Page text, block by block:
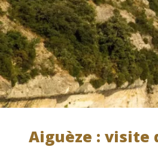
Aiguèze : visite